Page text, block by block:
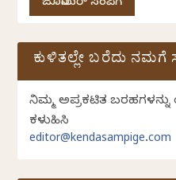
ಜೂನಿಯರ್ ಸಂಪಿಗೆ
ಕುಳಿತಲ್ಲೇ ಬರೆದು ನಮಗೆ
ನಿಮ್ಮ ಅಪ್ರಕಟಿತ
ಕಳುಹಿಸಿ
editor@kendasampige.com